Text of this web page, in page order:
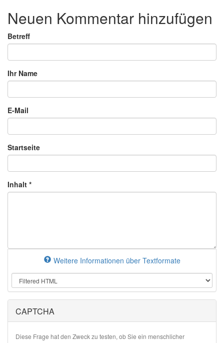
Neuen Kommentar hinzufügen
Betreff
Ihr Name
E-Mail
Startseite
Inhalt *
Weitere Informationen über Textformate
CAPTCHA
Diese Frage hat den Zweck zu testen, ob Sie ein menschlicher